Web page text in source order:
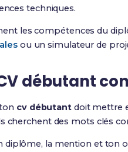
techniques.
les compétences du
ou un simulateur de
débutant
cv débutantdoit mettre
cherchent des mots clés
diplôme, la mention et ton